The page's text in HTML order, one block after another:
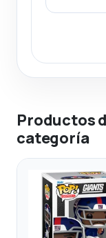
Productos
categoría